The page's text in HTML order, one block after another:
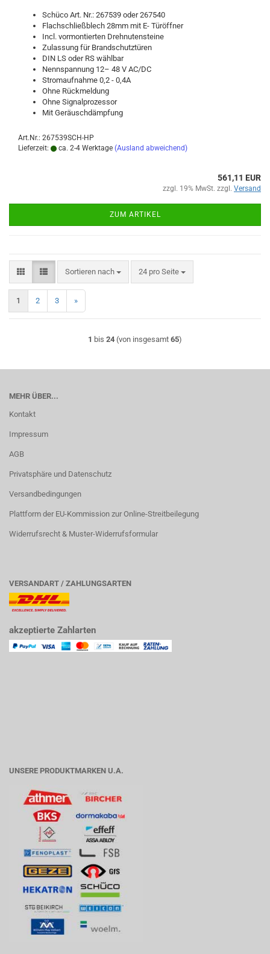
Schü­co Art. Nr.: 267539 oder 267540
Flach­schließ­blech 28mm mit E- Tür­öff­ner
Incl. vor­mon­tier­ten Dreh­nu­ten­stei­ne
Zu­las­sung für Brand­schutz­tü­ren
DIN LS oder RS wähl­bar
Nenn­span­nung 12– 48 V AC/DC
Strom­auf­nah­me 0,2 - 0,4A
Ohne Rück­mel­dung
Ohne Si­gnal­pro­zes­sor
Mit Ge­räusch­dämp­fung
Art.Nr.: 267539SCH-HP
Lieferzeit:
ca. 2-4 Werktage (Ausland abweichend)
561,11 EUR
zzgl. 19% MwSt. zzgl. Versand
ZUM ARTIKEL
Sortieren nach
Sortieren nach 24 pro Seite
pro Seite
1 2 3 »
1 bis 24 (von insgesamt 65)
MEHR ÜBER...
Kontakt
Impressum
AGB
Privatsphäre und Datenschutz
Versandbedingungen
Plattform der EU-Kommission zur Online-Streitbeilegung
Widerrufsrecht & Muster-Widerrufsformular
VERSANDART / ZAHLUNGSARTEN
akzeptierte Zahlarten
UNSERE PRODUKTMARKEN U.A.